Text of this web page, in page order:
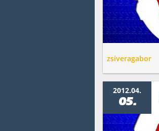
zsiveragabor
2012.04.
05.